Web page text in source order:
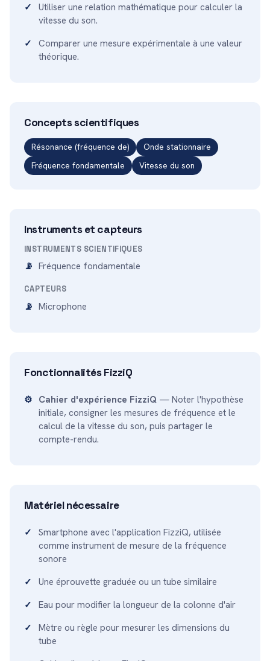
Utiliser une relation mathématique pour calculer la
vitesse du son.
Comparer une mesure expérimentale à une valeur
théorique.
Concepts scientifiques
Résonance (fréquence de)
Onde stationnaire
Fréquence fondamentale
Vitesse du son
Instruments et capteurs
INSTRUMENTS SCIENTIFIQUES
Fréquence fondamentale
CAPTEURS
Microphone
Fonctionnalités FizziQ
Cahier d'expérience FizziQ — Noter l'hypothèse
initiale, consigner les mesures de fréquence et le
calcul de la vitesse du son, puis partager le
compte-rendu.
Matériel nécessaire
Smartphone avec l'application FizziQ, utilisée
comme instrument de mesure de la fréquence
sonore
Une éprouvette graduée ou un tube similaire
Eau pour modifier la longueur de la colonne d'air
Mètre ou règle pour mesurer les dimensions du
tube